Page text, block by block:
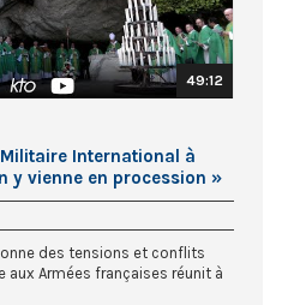
49:12
International à
y vienne en procession »
des tensions et conflits
aux Armées françaises réunit à